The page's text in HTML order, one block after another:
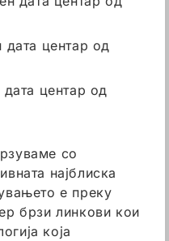
дата центар од
центар од
со
најблиска
е преку
брзи линкови кои
која